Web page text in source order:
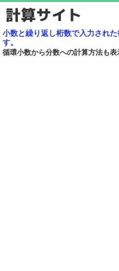
小数と繰り返し桁数で入力され
す。
循環小数から分数への計算方法も表